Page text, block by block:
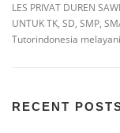
LES PRIVAT DUREN
UNTUK TK, SD, SMP,
Tutorindonesia
RECENT